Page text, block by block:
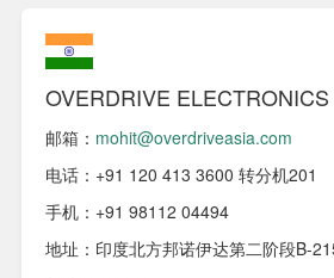
OVERDRIVE ELECTRONICS
邮箱： mohit@overdriveasia.com
电话：+91 120 413 3600 转分机201
手机：+91 98112 04494
地址：印度北方邦诺伊达第二阶段B-